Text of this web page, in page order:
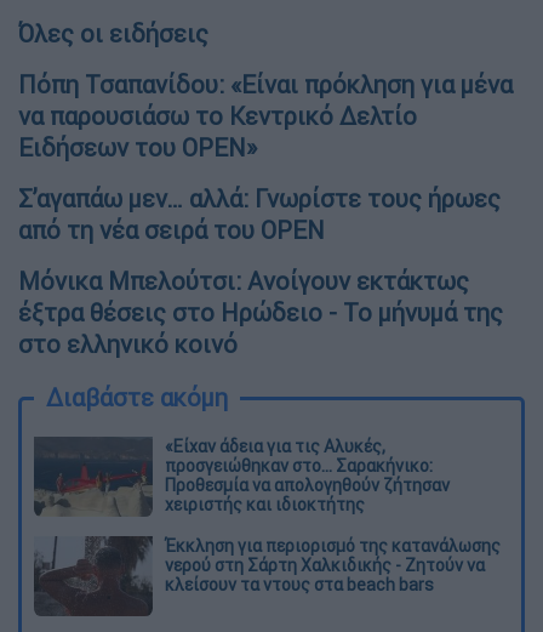
Όλες οι ειδήσεις
Πόπη Τσαπανίδου: «Είναι πρόκληση για μένα
να παρουσιάσω το Κεντρικό Δελτίο
Ειδήσεων του OPEN»
Σ’αγαπάω μεν… αλλά: Γνωρίστε τους ήρωες
από τη νέα σειρά του OPEN
Μόνικα Μπελούτσι: Ανοίγουν εκτάκτως
έξτρα θέσεις στο Ηρώδειο - Το μήνυμά της
στο ελληνικό κοινό
Διαβάστε ακόμη
«Είχαν άδεια για τις Αλυκές,
προσγειώθηκαν στο... Σαρακήνικο:
Προθεσμία να απολογηθούν ζήτησαν
χειριστής και ιδιοκτήτης
Έκκληση για περιορισμό της κατανάλωσης
νερού στη Σάρτη Χαλκιδικής - Ζητούν να
κλείσουν τα ντους στα beach bars